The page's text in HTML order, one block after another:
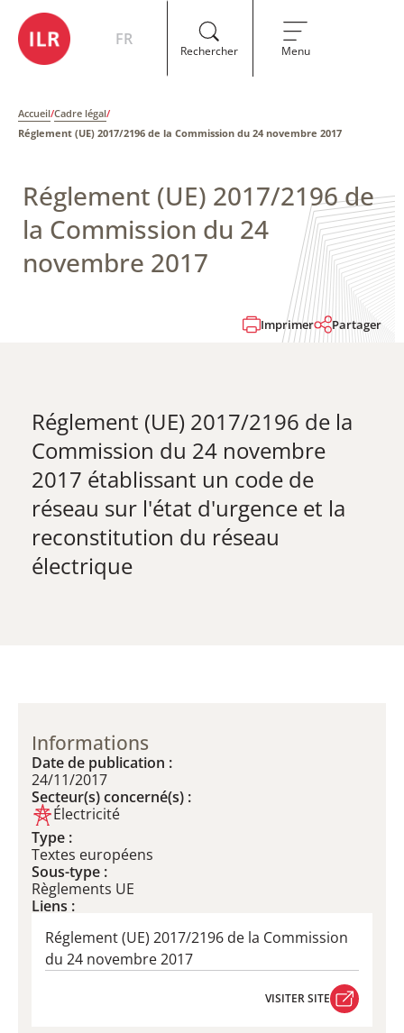
FR
Rechercher Menu
Accueil/Cadre légal/
Réglement (UE) 2017/2196 de la Commission du 24 novembre 2017
Réglement (UE) 2017/2196 de
la Commission du 24
novembre 2017
Imprimer Partager
Réglement (UE) 2017/2196 de la
Commission du 24 novembre
2017 établissant un code de
réseau sur l'état d'urgence et la
reconstitution du réseau
électrique
Informations
Date de publication :
24/11/2017
Secteur(s) concerné(s) :
Électricité
Type :
Textes européens
Sous-type :
Règlements UE
Liens :
Réglement (UE) 2017/2196 de la Commission
du 24 novembre 2017
VISITER SITE